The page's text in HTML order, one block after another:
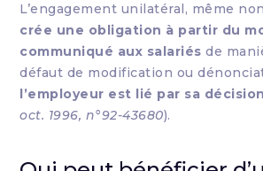
L’engagement unilatéral, même
crée une obligation à partir du
communiqué aux salariés de
défaut de modification ou
l’employeur est lié par sa décision
oct. 1996, n°92-43680).